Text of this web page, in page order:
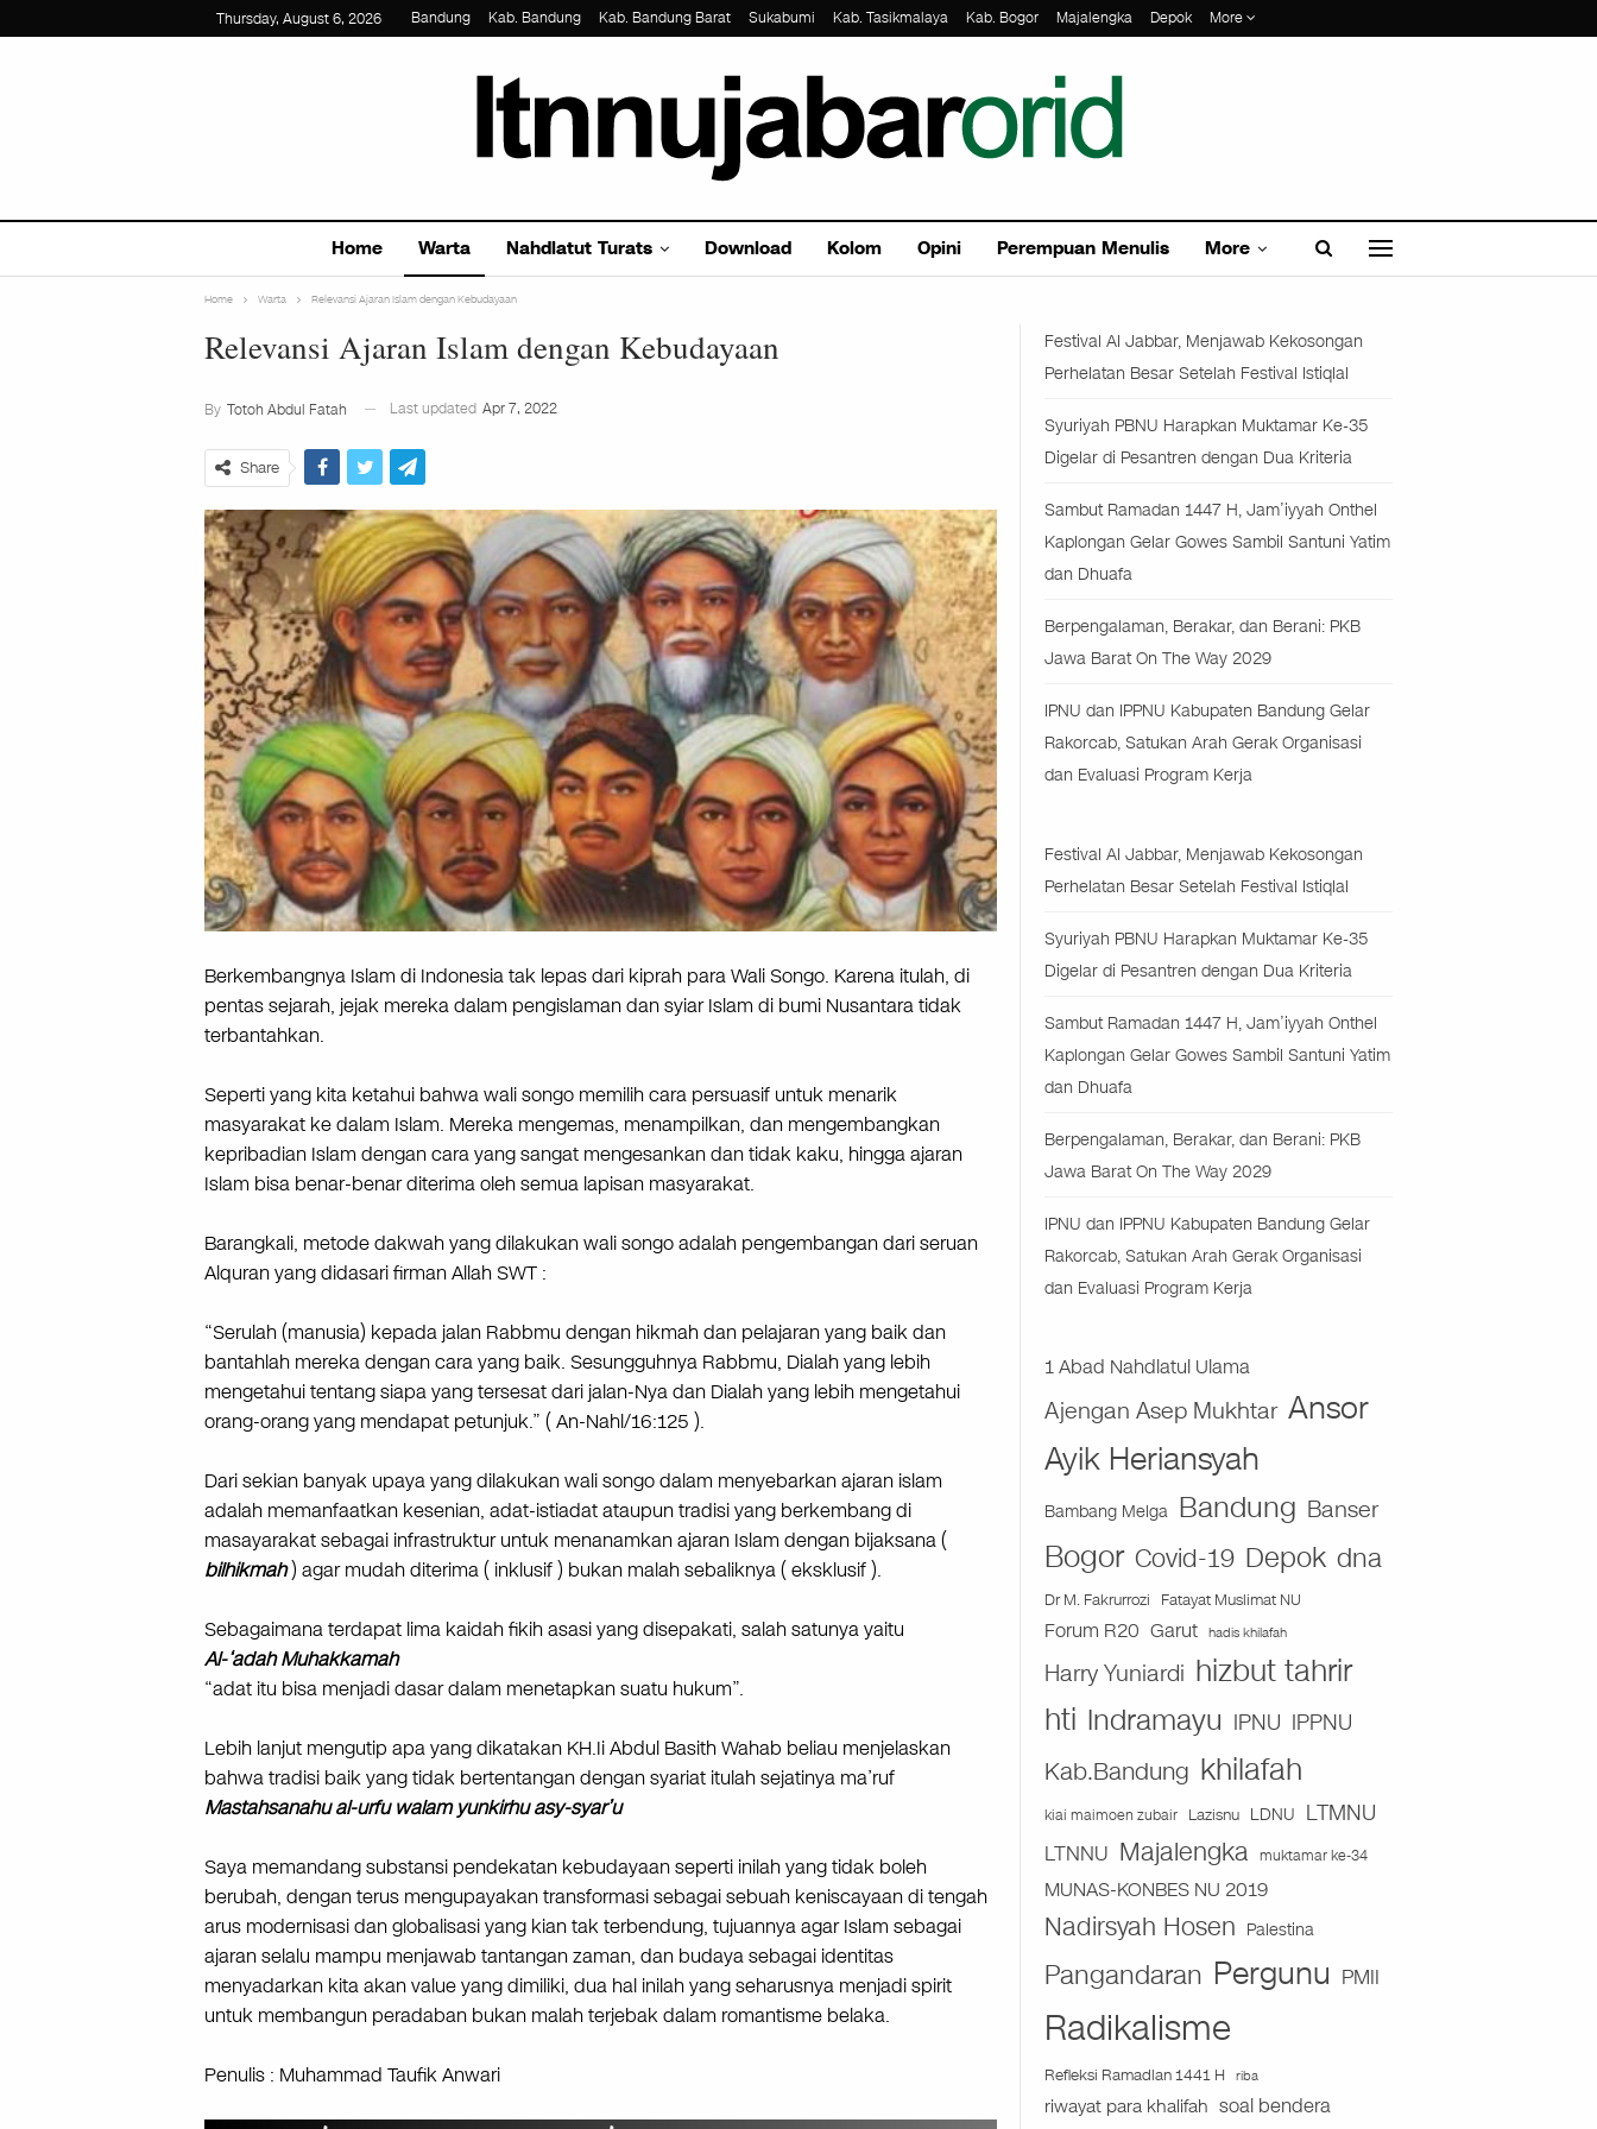
Thursday, August 6, 2026 Bandung Kab. Bandung Kab. Bandung Barat Sukabumi Kab. Tasikmalaya Kab. Bogor Majalengka Depok More
Home Warta Nahdlatut Turats Download Kolom Opini Perempuan Menulis More
Home Warta Relevansi Ajaran Islam dengan Kebudayaan
Relevansi Ajaran Islam dengan Kebudayaan
By Totoh Abdul Fatah Last updated Apr 7, 2022
Share
Berkembangnya Islam di Indonesia tak lepas dari kiprah para Wali Songo. Karena itulah, di
pentas sejarah, jejak mereka dalam pengislaman dan syiar Islam di bumi Nusantara tidak
terbantahkan.
Seperti yang kita ketahui bahwa wali songo memilih cara persuasif untuk menarik
masyarakat ke dalam Islam. Mereka mengemas, menampilkan, dan mengembangkan
kepribadian Islam dengan cara yang sangat mengesankan dan tidak kaku, hingga ajaran
Islam bisa benar-benar diterima oleh semua lapisan masyarakat.
Barangkali, metode dakwah yang dilakukan wali songo adalah pengembangan dari seruan
Alquran yang didasari firman Allah SWT :
“Serulah (manusia) kepada jalan Rabbmu dengan hikmah dan pelajaran yang baik dan
bantahlah mereka dengan cara yang baik. Sesungguhnya Rabbmu, Dialah yang lebih
mengetahui tentang siapa yang tersesat dari jalan-Nya dan Dialah yang lebih mengetahui
orang-orang yang mendapat petunjuk.” ( An-Nahl/16:125 ).
Dari sekian banyak upaya yang dilakukan wali songo dalam menyebarkan ajaran islam
adalah memanfaatkan kesenian, adat-istiadat ataupun tradisi yang berkembang di
masayarakat sebagai infrastruktur untuk menanamkan ajaran Islam dengan bijaksana (
bilhikmah) agar mudah diterima ( inklusif ) bukan malah sebaliknya ( eksklusif ).
Sebagaimana terdapat lima kaidah fikih asasi yang disepakati, salah satunya yaitu
Al-‘adah Muhakkamah
“adat itu bisa menjadi dasar dalam menetapkan suatu hukum”.
Lebih lanjut mengutip apa yang dikatakan KH.Ii Abdul Basith Wahab beliau menjelaskan
bahwa tradisi baik yang tidak bertentangan dengan syariat itulah sejatinya ma’ruf
Mastahsanahu al-urfu walam yunkirhu asy-syar’u
Saya memandang substansi pendekatan kebudayaan seperti inilah yang tidak boleh
berubah, dengan terus mengupayakan transformasi sebagai sebuah keniscayaan di tengah
arus modernisasi dan globalisasi yang kian tak terbendung, tujuannya agar Islam sebagai
ajaran selalu mampu menjawab tantangan zaman, dan budaya sebagai identitas
menyadarkan kita akan value yang dimiliki, dua hal inilah yang seharusnya menjadi spirit
untuk membangun peradaban bukan malah terjebak dalam romantisme belaka.
Penulis : Muhammad Taufik Anwari
Festival Al Jabbar, Menjawab Kekosongan
Perhelatan Besar Setelah Festival Istiqlal
Syuriyah PBNU Harapkan Muktamar Ke-35
Digelar di Pesantren dengan Dua Kriteria
Sambut Ramadan 1447 H, Jam’iyyah Onthel
Kaplongan Gelar Gowes Sambil Santuni Yatim
dan Dhuafa
Berpengalaman, Berakar, dan Berani: PKB
Jawa Barat On The Way 2029
IPNU dan IPPNU Kabupaten Bandung Gelar
Rakorcab, Satukan Arah Gerak Organisasi
dan Evaluasi Program Kerja
Festival Al Jabbar, Menjawab Kekosongan
Perhelatan Besar Setelah Festival Istiqlal
Syuriyah PBNU Harapkan Muktamar Ke-35
Digelar di Pesantren dengan Dua Kriteria
Sambut Ramadan 1447 H, Jam’iyyah Onthel
Kaplongan Gelar Gowes Sambil Santuni Yatim
dan Dhuafa
Berpengalaman, Berakar, dan Berani: PKB
Jawa Barat On The Way 2029
IPNU dan IPPNU Kabupaten Bandung Gelar
Rakorcab, Satukan Arah Gerak Organisasi
dan Evaluasi Program Kerja
1 Abad Nahdlatul Ulama
Ajengan Asep Mukhtar Ansor
Ayik Heriansyah
Bambang Melga Bandung Banser
Bogor Covid-19 Depok dna
Dr M. Fakrurrozi Fatayat Muslimat NU
Forum R20 Garut hadis khilafah
Harry Yuniardi hizbut tahrir
hti Indramayu IPNU IPPNU
Kab.Bandung khilafah
kiai maimoen zubair Lazisnu LDNU LTMNU
LTNNU Majalengka muktamar ke-34
MUNAS-KONBES NU 2019
Nadirsyah Hosen Palestina
Pangandaran Pergunu PMII
Radikalisme
Refleksi Ramadlan 1441 H riba
riwayat para khalifah soal bendera